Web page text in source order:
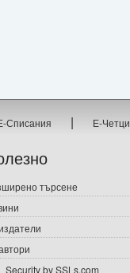
Списания | Е-Четци
търсене
Security by SSLs.com